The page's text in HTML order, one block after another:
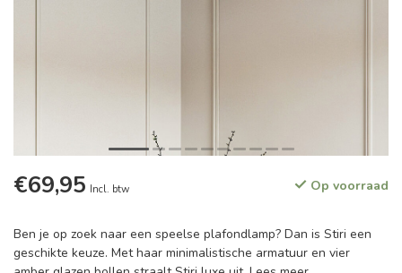
€69,95 Incl. btw Op voorraad
Ben je op zoek naar een speelse plafondlamp? Dan is Stiri een
geschikte keuze. Met haar minimalistische armatuur en vier